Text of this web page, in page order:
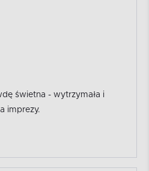
świetna - wytrzymała i
imprezy.